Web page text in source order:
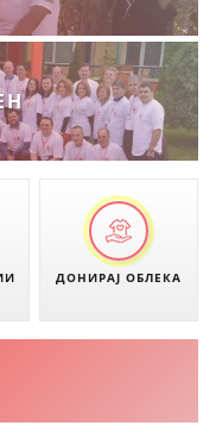
БАРАЊЕ
ДЕЈНОСТ
ДОНИРАЈ ОБЛЕКА